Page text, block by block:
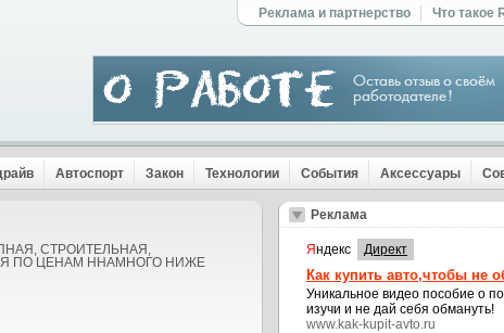
Реклама и партнерство Что такое
Автоспорт Закон Технологии События Аксессуары
СТРОИТЕЛЬНАЯ,
ПО ЦЕНАМ ННАМНОГО НИЖЕ
Реклама
Яндекс Директ
Как купить авто,чтобы не
Уникальное видео пособие о
изучи и не дай себя обмануть!
www.kak-kupit-avto.ru